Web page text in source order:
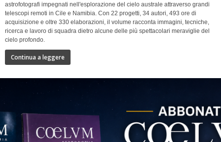
astrofotografi impegnati nell'esplorazione del cielo australe attraverso grandi
telescopi remoti in Cile e Namibia. Con 22 progetti, 34 autori, 493 ore di
acquisizione e oltre 330 elaborazioni, il volume racconta immagini, tecniche,
ricerca e lavoro di squadra dietro alcune delle più spettacolari meraviglie del
cielo profondo.
Continua a leggere